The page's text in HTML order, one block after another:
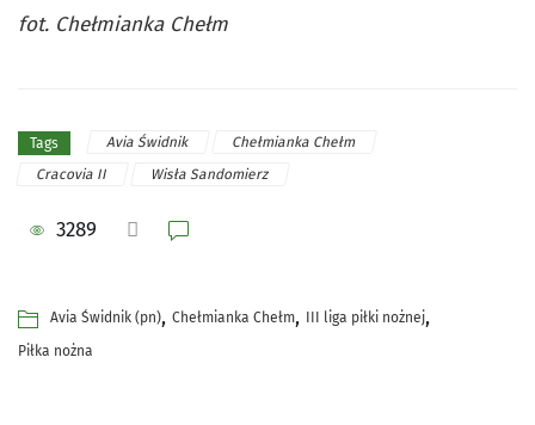
fot. Chełmianka Chełm
Tags Avia Świdnik
Chełmianka Chełm
Cracovia II
Wisła Sandomierz
3289
Avia Świdnik (pn), Chełmianka Chełm, III liga piłki nożnej,
Piłka nożna